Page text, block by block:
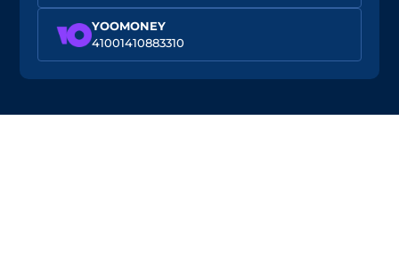
YOOMONEY
41001410883310